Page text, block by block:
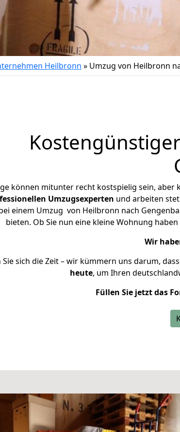
Heilbronn » Umzug von Heilbronn
können mitunter recht kostspielig sein, aber
Umzugsexperten und arbeiten
einem Umzug von Heilbronn nach
bieten. Ob Sie nun eine kleine Wohnung
Wir
Sie sich die Zeit – wir kümmern uns darum,
heute, um Ihren
Füllen Sie jetzt das